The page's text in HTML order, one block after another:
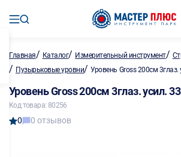
Главная/ Каталог/ Измерительный инструмент/
/ Пузырьковые уровни/Уровень Gross 200см 3глаз.
Уровень Gross 200см 3глаз. усил.
Код товара: 80256
0 0 отзывов